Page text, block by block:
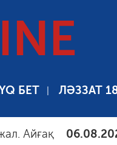
БЕТ ЛӘЗЗАТ
06.08.2026